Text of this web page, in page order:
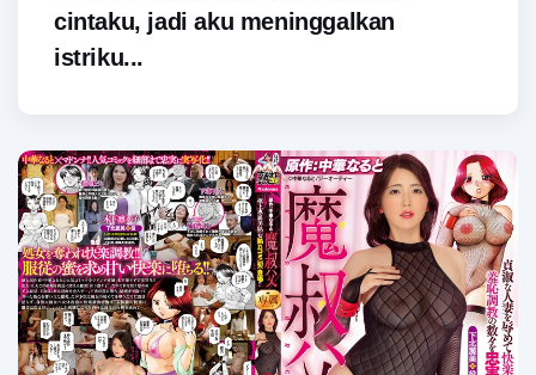
cintaku, jadi aku meninggalkan
istriku...